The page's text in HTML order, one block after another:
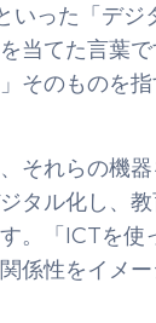
いった「デジ
当てた言葉
そのものを指
それらの機
タル化し、
。「ICTを使
係性をイメ